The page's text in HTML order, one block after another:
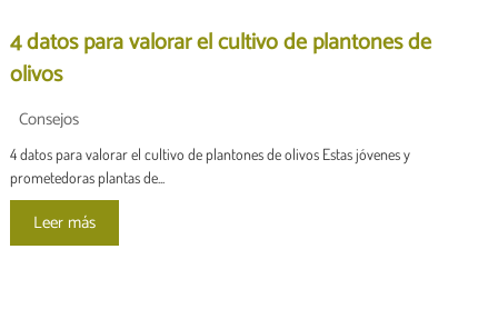
ó
n
d
e
e
4 datos para valorar el cultivo de plantones de
olivos
Consejos
4 datos para valorar el cultivo de plantones de olivos Estas jóvenes y
prometedoras plantas de...
Leer más